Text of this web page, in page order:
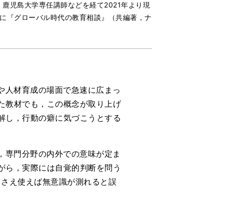
児島大学専任講師などを経て2021年より現
『グローバル時代の教育相談』（共編著，ナ
材育成の場面で急速に広まっ
教材でも，この概念が取り上げ
し，行動の癖に気づこうとする
門分野の内外での意味が定ま
，実際には自覚的判断を問う
え使えば無意識が測れると誤